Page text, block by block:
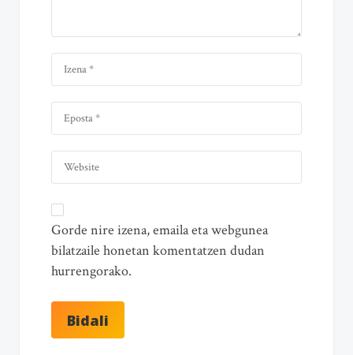
Gorde nire izena, emaila eta webgunea
bilatzaile honetan komentatzen dudan
hurrengorako.